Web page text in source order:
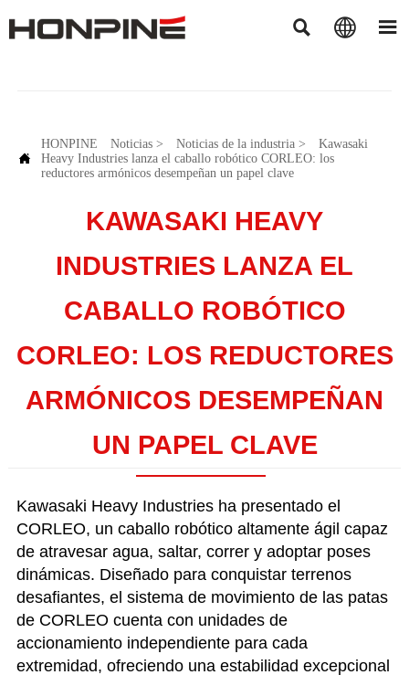
  

HONPINE Noticias> Noticias de la industria>
Kawasaki
Heavy Industries lanza el caballo robótico CORLEO: los
reductores armónicos desempeñan un papel clave
KAWASAKI HEAVY
INDUSTRIES LANZA EL
CABALLO ROBÓTICO
CORLEO: LOS REDUCTORES
ARMÓNICOS DESEMPEÑAN
UN PAPEL CLAVE
Kawasaki Heavy Industries ha presentado el
CORLEO, un caballo robótico altamente ágil capaz
de atravesar agua, saltar, correr y adoptar poses
dinámicas. Diseñado para conquistar terrenos
desafiantes, el sistema de movimiento de las patas
de CORLEO cuenta con unidades de
accionamiento independiente para cada
extremidad, ofreciendo una estabilidad excepcional